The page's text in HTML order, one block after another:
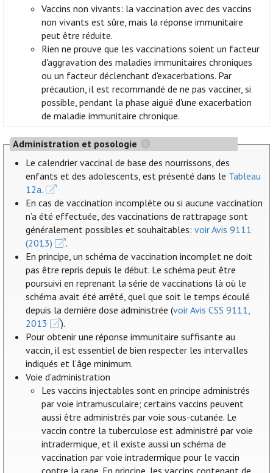
Vaccins non vivants: la vaccination avec des vaccins
non vivants est sûre, mais la réponse immunitaire
peut être réduite.
Rien ne prouve que les vaccinations soient un facteur
d'aggravation des maladies immunitaires chroniques
ou un facteur déclenchant d'exacerbations. Par
précaution, il est recommandé de ne pas vacciner, si
possible, pendant la phase aiguë d'une exacerbation
de maladie immunitaire chronique.
Administration et posologie
Le calendrier vaccinal de base des nourrissons, des
enfants et des adolescents, est présenté dans le Tableau
12a.
En cas de vaccination incomplète ou si aucune vaccination
n’a été effectuée, des vaccinations de rattrapage sont
généralement possibles et souhaitables:voir Avis 9111
(2013)
.
En principe, un schéma de vaccination incomplet ne doit
pas être repris depuis le début. Le schéma peut être
poursuivi en reprenant la série de vaccinations là où le
schéma avait été arrêté, quel que soit le temps écoulé
depuis la dernière dose administrée (voir Avis CSS 9111,
2013
).
Pour obtenir une réponse immunitaire suffisante au
vaccin, il est essentiel de bien respecter les intervalles
indiqués et l’âge minimum.
Voie d'administration
Les vaccins injectables sont en principe administrés
par voie intramusculaire; certains vaccins peuvent
aussi être administrés par voie sous-cutanée. Le
vaccin contre la tuberculose est administré par voie
intradermique, et il existe aussi un schéma de
vaccination par voie intradermique pour le vaccin